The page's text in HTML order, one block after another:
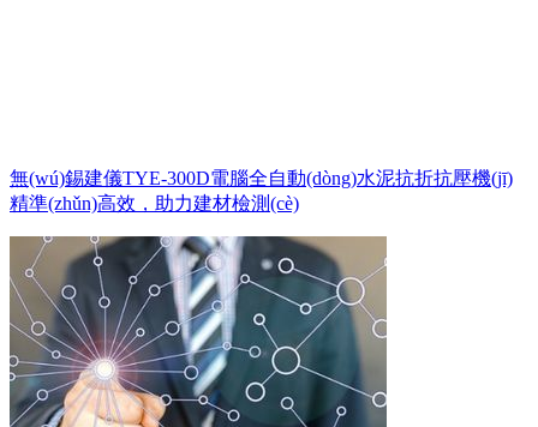
無(wú)錫建儀TYE-300D電腦全自動(dòng)水泥抗折抗壓機(jī)
精準(zhǔn)高效，助力建材檢測(cè)